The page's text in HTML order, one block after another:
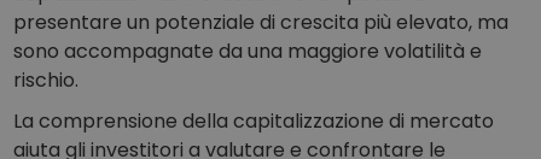
presentare un potenziale di crescita più elevato, ma
sono accompagnate da una maggiore volatilità e
rischio.
La comprensione della capitalizzazione di mercato
aiuta gli investitori a valutare e confrontare le